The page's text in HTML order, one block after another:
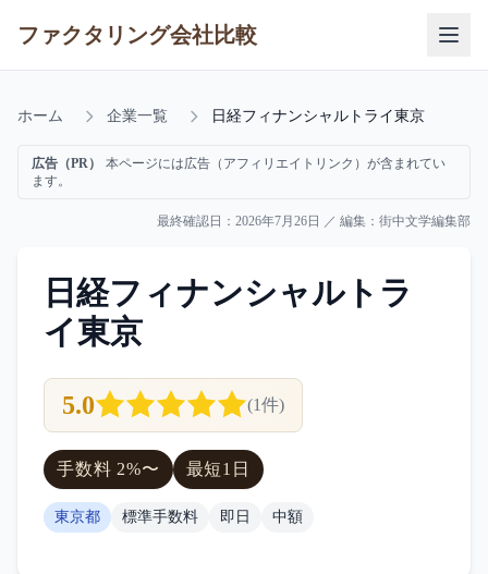
ファクタリング会社比較
ホーム 企業一覧 日経フィナンシャルトライ東京
広告（PR）
本ページには広告（アフィリエイトリンク）が含まれてい
ます。
最終確認日： 2026年7月26日 ／ 編集： 街中文学編集部
日経フィナンシャルトラ
イ東京
5.0 (1件)
手数料 2%〜 最短1日
東京都 標準手数料 即日 中額